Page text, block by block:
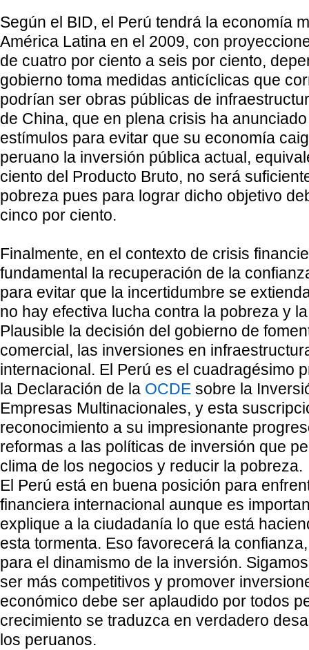
Según el BID, el Perú tendrá la economía
América Latina en el 2009, con
de cuatro por ciento a seis por ciento,
gobierno toma medidas anticíclicas que
podrían ser obras públicas de
de China, que en plena crisis ha
estímulos para evitar que su economía
peruano la inversión pública actual,
ciento del Producto Bruto, no será
pobreza pues para lograr dicho objetivo
cinco por ciento.
Finalmente, en el contexto de crisis
fundamental la recuperación de la
para evitar que la incertidumbre se
no hay efectiva lucha contra la pobreza y
Plausible la decisión del gobierno de
comercial, las inversiones en
internacional. El Perú es el cuadragésimo
la Declaración de la OCDE sobre la
Empresas Multinacionales, y esta
reconocimiento a su impresionante
reformas a las políticas de inversión que
clima de los negocios y reducir la pobreza.
El Perú está en buena posición para
financiera internacional aunque es
explique a la ciudadanía lo que está
esta tormenta. Eso favorecerá la
para el dinamismo de la inversión.
ser más competitivos y promover
económico debe ser aplaudido por todos
crecimiento se traduzca en verdadero
los peruanos.